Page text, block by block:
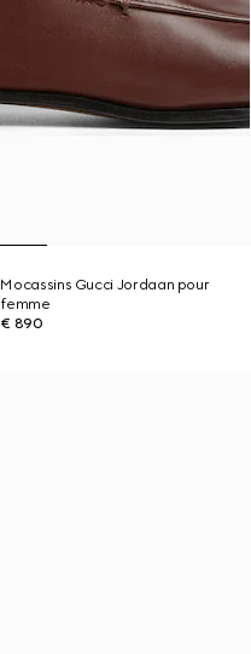
Mocassins Gucci Jordaan pour
femme
€ 890